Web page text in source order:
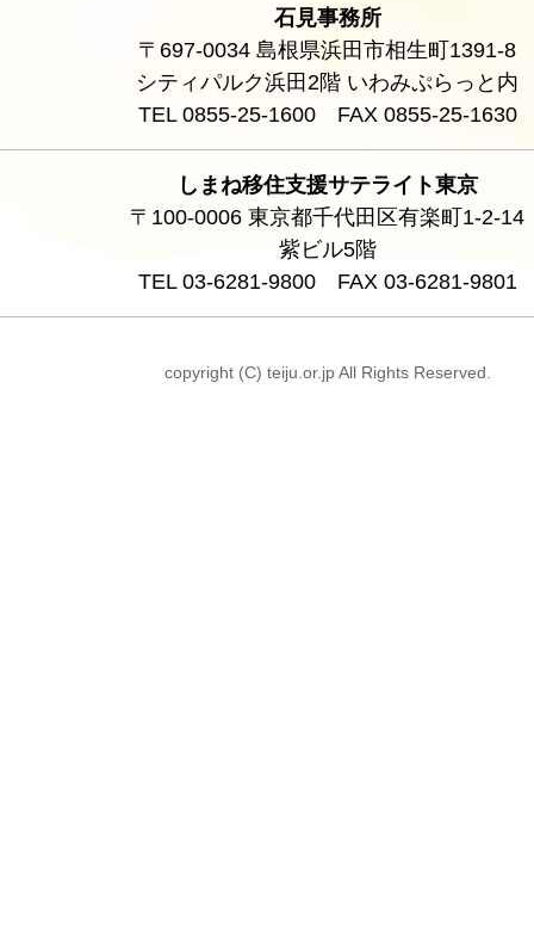
石見事務所
〒697-0034 島根県浜田市相生町1391-8
シティパルク浜田2階 いわみぷらっと内
TEL 0855-25-1600 FAX 0855-25-1630
しまね移住支援サテライト東京
〒100-0006 東京都千代田区有楽町1-2-14
紫ビル5階
TEL 03-6281-9800 FAX 03-6281-9801
copyright (C) teiju.or.jp All Rights Reserved.